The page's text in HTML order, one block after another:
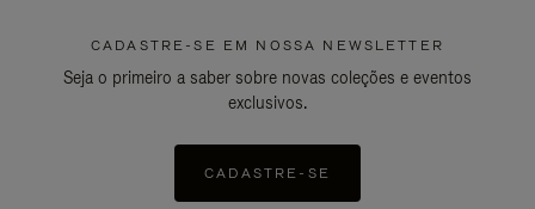
CADASTRE-SE EM NOSSA NEWSLETTER
Seja o primeiro a saber sobre novas coleções e eventos
exclusivos.
CADASTRE-SE